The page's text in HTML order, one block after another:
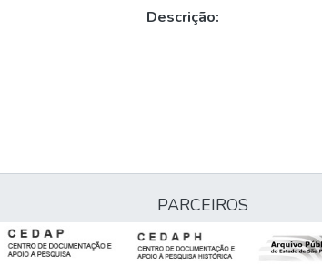
Descrição:
PARCEIROS